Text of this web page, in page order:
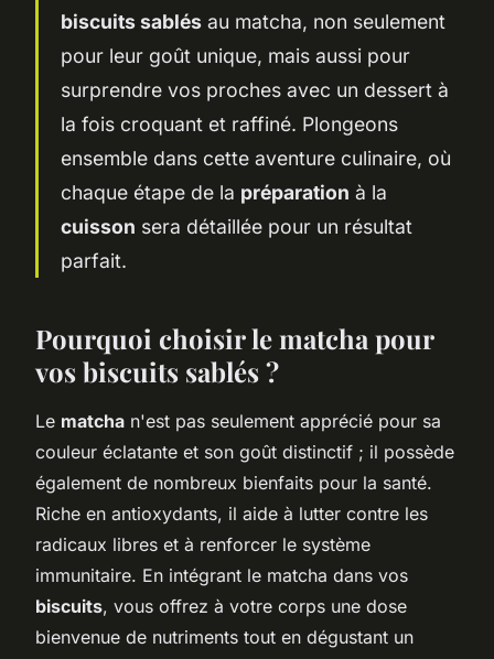
biscuits sablés au matcha, non seulement
pour leur goût unique, mais aussi pour
surprendre vos proches avec un dessert à
la fois croquant et raffiné. Plongeons
ensemble dans cette aventure culinaire, où
chaque étape de la préparation à la
cuisson sera détaillée pour un résultat
parfait.
Pourquoi choisir le matcha pour
vos biscuits sablés ?
Le matcha n'est pas seulement apprécié pour sa
couleur éclatante et son goût distinctif ; il possède
également de nombreux bienfaits pour la santé.
Riche en antioxydants, il aide à lutter contre les
radicaux libres et à renforcer le système
immunitaire. En intégrant le matcha dans vos
biscuits, vous offrez à votre corps une dose
bienvenue de nutriments tout en dégustant un